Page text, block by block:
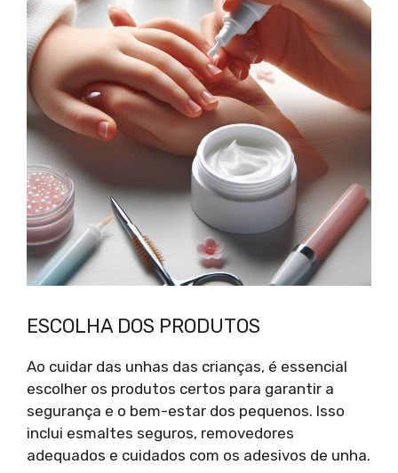
ESCOLHA DOS PRODUTOS
Ao cuidar das unhas das crianças, é essencial
escolher os produtos certos para garantir a
segurança e o bem-estar dos pequenos. Isso
inclui esmaltes seguros, removedores
adequados e cuidados com os adesivos de unha.